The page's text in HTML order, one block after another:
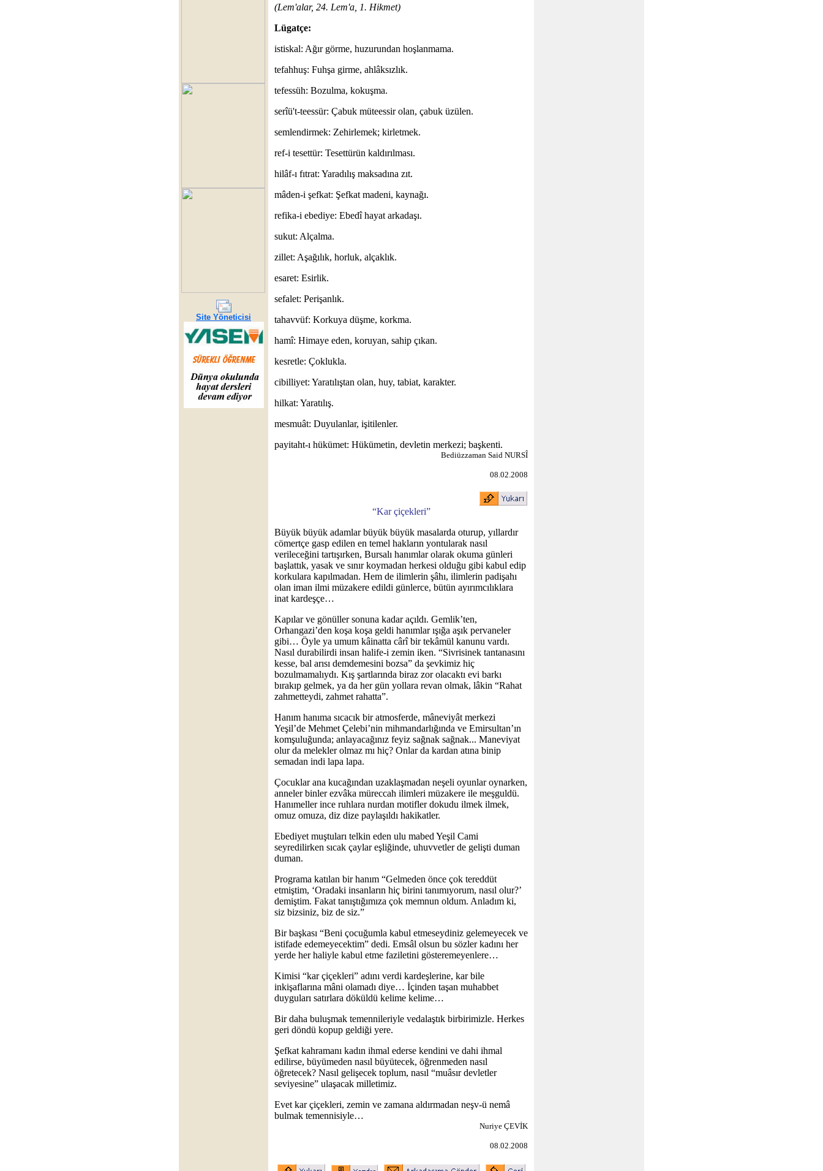
Site Yöneticisi
(Lem'alar, 24. Lem'a, 1. Hikmet)
Lügatçe:
istiskal: Ağır görme, huzurundan hoşlanmama.
tefahhuş: Fuhşa girme, ahlâksızlık.
tefessüh: Bozulma, kokuşma.
serîü't-teessür: Çabuk müteessir olan, çabuk üzülen.
semlendirmek: Zehirlemek; kirletmek.
ref-i tesettür: Tesettürün kaldırılması.
hilâf-ı fıtrat: Yaradılış maksadına zıt.
mâden-i şefkat: Şefkat madeni, kaynağı.
refika-i ebediye: Ebedî hayat arkadaşı.
sukut: Alçalma.
zillet: Aşağılık, horluk, alçaklık.
esaret: Esirlik.
sefalet: Perişanlık.
tahavvüf: Korkuya düşme, korkma.
hamî: Himaye eden, koruyan, sahip çıkan.
kesretle: Çoklukla.
cibilliyet: Yaratılıştan olan, huy, tabiat, karakter.
hilkat: Yaratılış.
mesmuât: Duyulanlar, işitilenler.
payitaht-ı hükümet: Hükümetin, devletin merkezi; başkenti.
Bediüzzaman Said NURSÎ
08.02.2008
“Kar çiçekleri”
Büyük büyük adamlar büyük büyük masalarda oturup, yıllardır
cömertçe gasp edilen en temel hakların yontularak nasıl
verileceğini tartışırken, Bursalı hanımlar olarak okuma günleri
başlattık, yasak ve sınır koymadan herkesi olduğu gibi kabul edip
korkulara kapılmadan. Hem de ilimlerin şâhı, ilimlerin padişahı
olan iman ilmi müzakere edildi günlerce, bütün ayırımcılıklara
inat kardeşçe…
Kapılar ve gönüller sonuna kadar açıldı. Gemlik’ten,
Orhangazi’den koşa koşa geldi hanımlar ışığa aşık pervaneler
gibi… Öyle ya umum kâinatta cârî bir tekâmül kanunu vardı.
Nasıl durabilirdi insan halife-i zemin iken. “Sivrisinek tantanasını
kesse, bal arısı demdemesini bozsa” da şevkimiz hiç
bozulmamalıydı. Kış şartlarında biraz zor olacaktı evi barkı
bırakıp gelmek, ya da her gün yollara revan olmak, lâkin “Rahat
zahmetteydi, zahmet rahatta”.
Hanım hanıma sıcacık bir atmosferde, mâneviyât merkezi
Yeşil’de Mehmet Çelebi’nin mihmandarlığında ve Emirsultan’ın
komşuluğunda; anlayacağınız feyiz sağnak sağnak... Maneviyat
olur da melekler olmaz mı hiç? Onlar da kardan atına binip
semadan indi lapa lapa.
Çocuklar ana kucağından uzaklaşmadan neşeli oyunlar oynarken,
anneler binler ezvâka müreccah ilimleri müzakere ile meşguldü.
Hanımeller ince ruhlara nurdan motifler dokudu ilmek ilmek,
omuz omuza, diz dize paylaşıldı hakikatler.
Ebediyet muştuları telkin eden ulu mabed Yeşil Cami
seyredilirken sıcak çaylar eşliğinde, uhuvvetler de gelişti duman
duman.
Programa katılan bir hanım “Gelmeden önce çok tereddüt
etmiştim, ‘Oradaki insanların hiç birini tanımıyorum, nasıl olur?’
demiştim. Fakat tanıştığımıza çok memnun oldum. Anladım ki,
siz bizsiniz, biz de siz.”
Bir başkası “Beni çocuğumla kabul etmeseydiniz gelemeyecek ve
istifade edemeyecektim” dedi. Emsâl olsun bu sözler kadını her
yerde her haliyle kabul etme faziletini gösteremeyenlere…
Kimisi “kar çiçekleri” adını verdi kardeşlerine, kar bile
inkişaflarına mâni olamadı diye… İçinden taşan muhabbet
duyguları satırlara döküldü kelime kelime…
Bir daha buluşmak temennileriyle vedalaştık birbirimizle. Herkes
geri döndü kopup geldiği yere.
Şefkat kahramanı kadın ihmal ederse kendini ve dahi ihmal
edilirse, büyümeden nasıl büyütecek, öğrenmeden nasıl
öğretecek? Nasıl gelişecek toplum, nasıl “muâsır devletler
seviyesine” ulaşacak milletimiz.
Evet kar çiçekleri, zemin ve zamana aldırmadan neşv-ü nemâ
bulmak temennisiyle…
Nuriye ÇEVİK
08.02.2008